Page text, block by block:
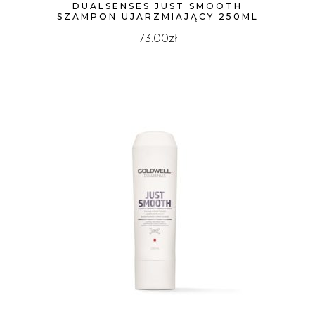
DUALSENSES JUST SMOOTH
SZAMPON UJARZMIAJĄCY 250ML
73.00zł